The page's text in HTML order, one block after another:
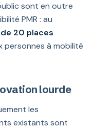
sont en outre
PMR : au
20 places
personnes à mobilité
lourde
les
existants sont